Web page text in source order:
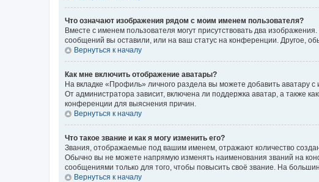
Что означают изображения рядом с моим именем пользователя?
Вместе с именем пользователя могут присутствовать два
сообщений вы оставили, или на ваш статус на конференции. Другое,
Вернуться к началу
Как мне включить отображение аватары?
На вкладке «Профиль» личного раздела вы можете добавить аватару
От администратора зависит, включена ли поддержка аватар, а также
конференции для выяснения причин.
Вернуться к началу
Что такое звание и как я могу изменить его?
Звания, отображаемые под вашим именем, отражают количество
Обычно вы не можете напрямую изменять наименования званий на
сообщениями только для того, чтобы повысить своё звание. На
Вернуться к началу